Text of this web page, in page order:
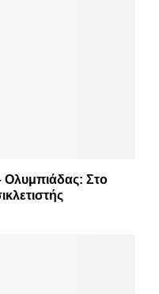
Ολυμπιάδας: Στο